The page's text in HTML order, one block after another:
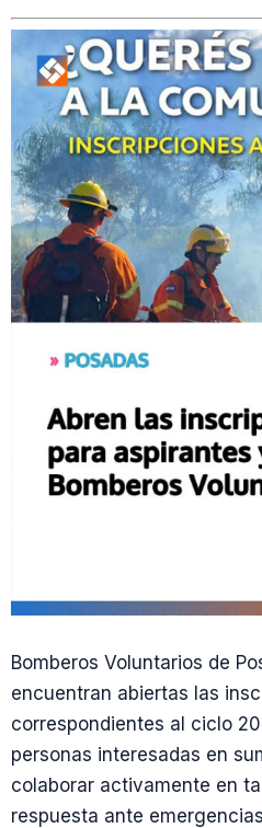
Bomberos Voluntarios de
encuentran abiertas las
correspondientes al ciclo
personas interesadas en
colaborar activamente en
respuesta ante